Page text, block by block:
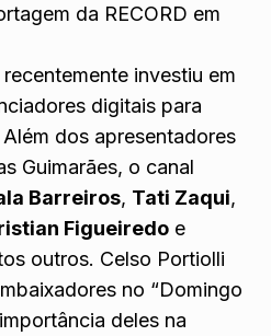
da RECORD em
investiu em
digitais para
dos apresentadores
Guimarães, o canal
Barreiros, Tati Zaqui,
Figueiredo e
outros. Celso Portiolli
no “Domingo
deles na